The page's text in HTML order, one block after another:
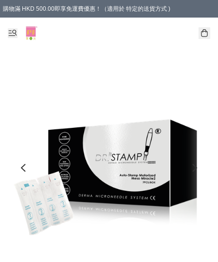
購物滿 HKD 500.00即享免運費優惠！（適用於 特定的送貨方式 )